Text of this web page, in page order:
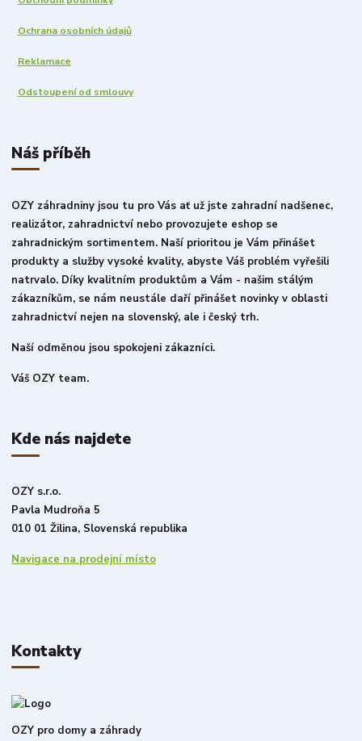
Ochrana osobních údajů
Reklamace
Odstoupení od smlouvy
Náš příběh
OZY záhradniny jsou tu pro Vás ať už jste zahradní nadšenec,
realizátor, zahradnictví nebo provozujete eshop se
zahradnickým sortimentem. Naší prioritou je Vám přinášet
produkty a služby vysoké kvality, abyste Váš problém vyřešili
natrvalo. Díky kvalitním produktům a Vám - našim stálým
zákazníkům, se nám neustále daří přinášet novinky v oblasti
zahradnictví nejen na slovenský, ale i český trh.
Naší odměnou jsou spokojeni zákazníci.
Váš OZY team.
Kde nás najdete
OZY s.r.o.
Pavla Mudroňa 5
010 01 Žilina, Slovenská republika
Navigace na prodejní místo
Kontakty
OZY pro domy a záhrady